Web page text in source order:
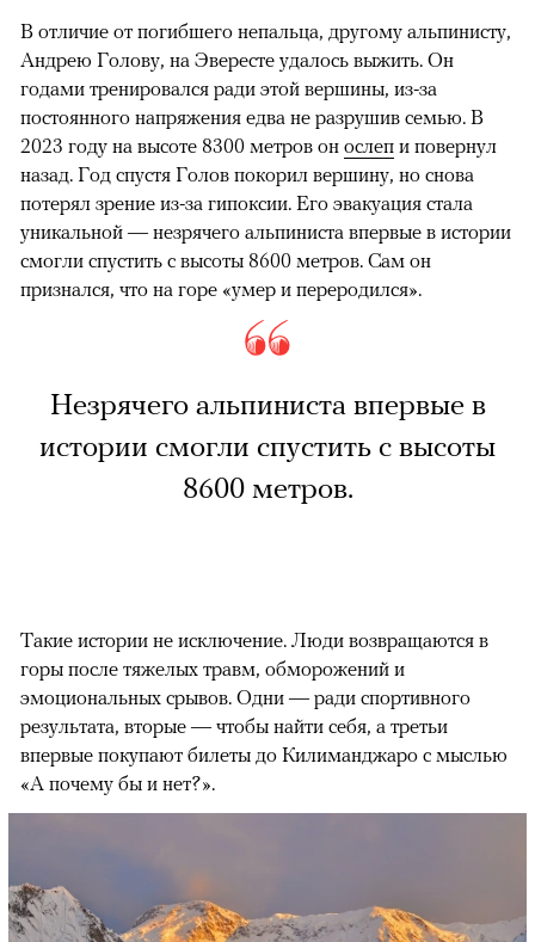
В отличие от погибшего непальца, другому альпинисту,
Андрею Голову, на Эвересте удалось выжить. Он
годами тренировался ради этой вершины, из-за
постоянного напряжения едва не разрушив семью. В
2023 году на высоте 8300 метров он ослеп и повернул
назад. Год спустя Голов покорил вершину, но снова
потерял зрение из-за гипоксии. Его эвакуация стала
уникальной — незрячего альпиниста впервые в истории
смогли спустить с высоты 8600 метров. Сам он
признался, что на горе «умер и переродился».
Незрячего альпиниста впервые в
истории смогли спустить с высоты
8600 метров.
Такие истории не исключение. Люди возвращаются в
горы после тяжелых травм, обморожений и
эмоциональных срывов. Одни — ради спортивного
результата, вторые — чтобы найти себя, а третьи
впервые покупают билеты до Килиманджаро с мыслью
«А почему бы и нет?».